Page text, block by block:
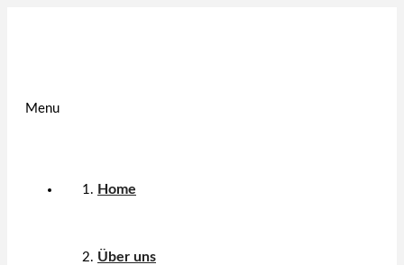
Menu
Home
Über uns